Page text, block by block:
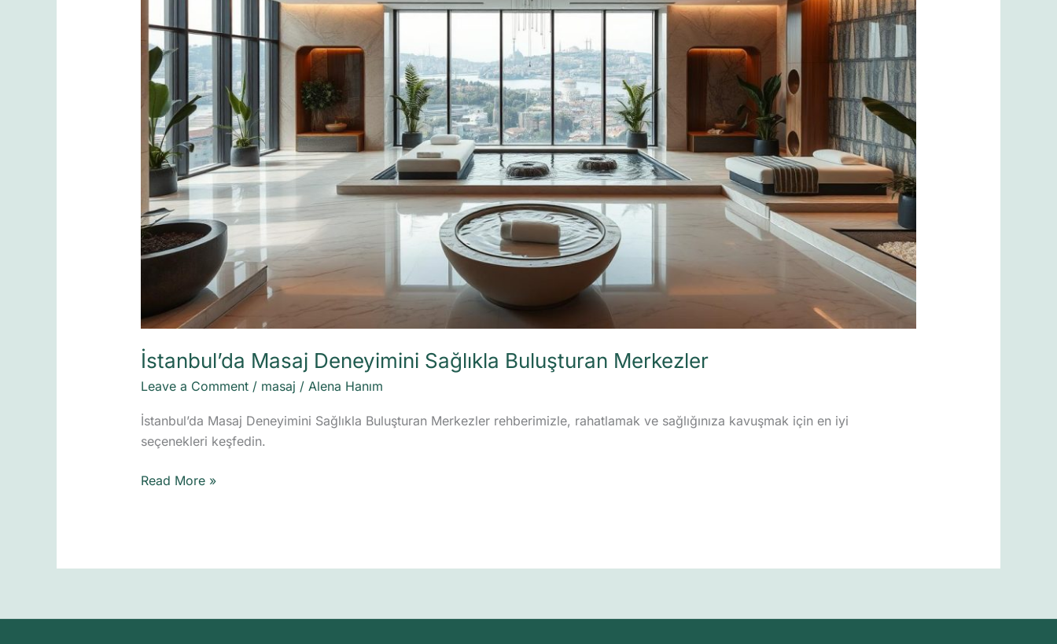
İstanbul’da Masaj Deneyimini Sağlıkla Buluşturan Merkezler
Leave a Comment / masaj / Alena Hanım
İstanbul’da Masaj Deneyimini Sağlıkla Buluşturan Merkezler rehberimizle, rahatlamak ve sağlığınıza kavuşmak için en iyi
seçenekleri keşfedin.
Read More »